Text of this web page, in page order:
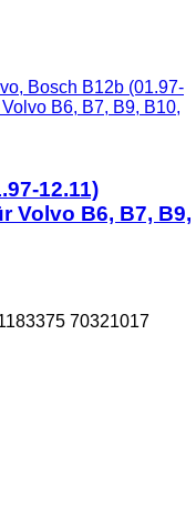
Bosch B12b (01.97-
B6, B7, B9, B10,
12.11)
Volvo B6, B7, B9,
70321017